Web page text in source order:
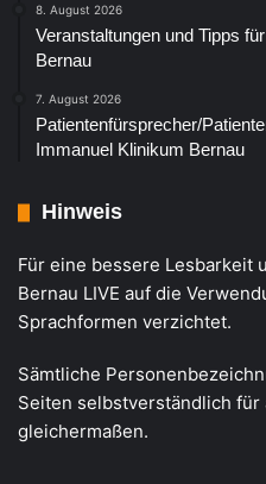
8. August 2026
Veranstaltungen und Tipps
Bernau
7. August 2026
Patientenfürsprecher/
Immanuel Klinikum Bernau
Hinweis
Für eine bessere Lesbarkeit
Bernau LIVE auf die
Sprachformen verzichtet.
Sämtliche
Seiten selbstverständlich
gleichermaßen.